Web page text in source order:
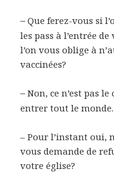
–Que ferez-vous si
les pass à l’entrée
l’on vous oblige à
vaccinées?
–Non, ce n’est pas
entrer tout le monde.
– Pour l’instant oui,
vous demande de
votre église?